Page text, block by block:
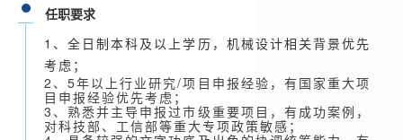
任职要求
1、全日制本科及以上学历，机械设计相关背景优先
考虑；
2、5年以上行业研究/项目申报经验，有国家重大项
目申报经验优先考虑；
3、熟悉并主导申报过市级重要项目，有成功案例，
对科技部、工信部等重大专项政策敏感；